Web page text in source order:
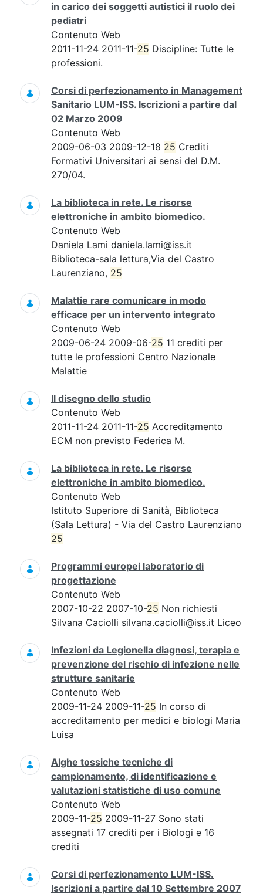
in carico dei soggetti autistici il ruolo dei
pediatri
Contenuto Web
2011-11-24 2011-11-25 Discipline: Tutte le
professioni.
Corsi di perfezionamento in Management
Sanitario LUM-ISS. Iscrizioni a partire dal
02 Marzo 2009
Contenuto Web
2009-06-03 2009-12-18 25 Crediti
Formativi Universitari ai sensi del D.M.
270/04.
La biblioteca in rete. Le risorse
elettroniche in ambito biomedico.
Contenuto Web
Daniela Lami daniela.lami@iss.it
Biblioteca-sala lettura,Via del Castro
Laurenziano, 25
Malattie rare comunicare in modo
efficace per un intervento integrato
Contenuto Web
2009-06-24 2009-06-25 11 crediti per
tutte le professioni Centro Nazionale
Malattie
Il disegno dello studio
Contenuto Web
2011-11-24 2011-11-25 Accreditamento
ECM non previsto Federica M.
La biblioteca in rete. Le risorse
elettroniche in ambito biomedico.
Contenuto Web
Istituto Superiore di Sanità, Biblioteca
(Sala Lettura) - Via del Castro Laurenziano
25
Programmi europei laboratorio di
progettazione
Contenuto Web
2007-10-22 2007-10-25 Non richiesti
Silvana Caciolli silvana.caciolli@iss.it Liceo
Infezioni da Legionella diagnosi, terapia e
prevenzione del rischio di infezione nelle
strutture sanitarie
Contenuto Web
2009-11-24 2009-11-25 In corso di
accreditamento per medici e biologi Maria
Luisa
Alghe tossiche tecniche di
campionamento, di identificazione e
valutazioni statistiche di uso comune
Contenuto Web
2009-11-25 2009-11-27 Sono stati
assegnati 17 crediti per i Biologi e 16
crediti
Corsi di perfezionamento LUM-ISS.
Iscrizioni a partire dal 10 Settembre 2007